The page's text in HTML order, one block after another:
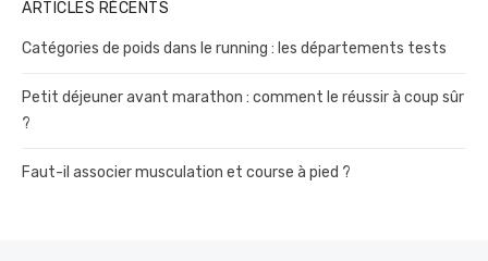
ARTICLES RÉCENTS
Catégories de poids dans le running : les départements tests
Petit déjeuner avant marathon : comment le réussir à coup sûr
?
Faut-il associer musculation et course à pied ?